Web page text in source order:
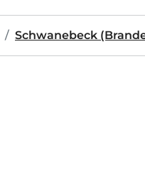
Schwanebeck